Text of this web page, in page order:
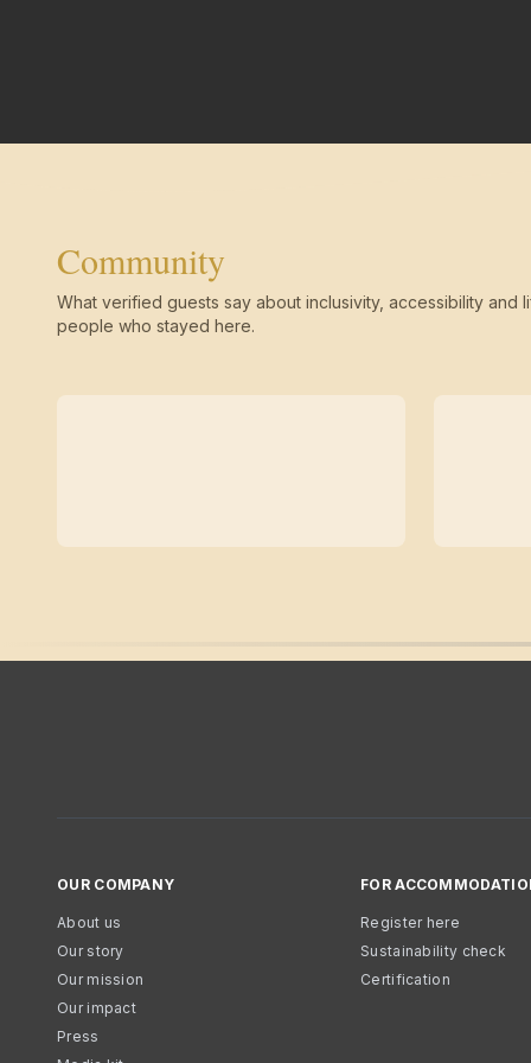
Community
What verified guests say about inclusivity, accessibility and
people who stayed here.
OUR COMPANY
About us
Our story
Our mission
Our impact
Press
FOR
Register here
Sustainability check
Certification